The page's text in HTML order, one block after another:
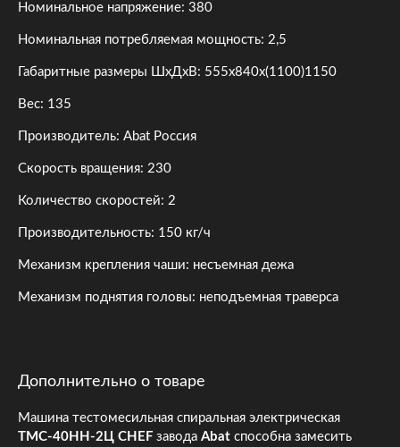
Номинальное напряжение: 380
Номинальная потребляемая мощность: 2,5
Габаритные размеры ШхДхВ: 555х840х(1100)1150
Вес: 135
Производитель: Abat Россия
Скорость вращения: 230
Количество скоростей: 2
Производительность: 150 кг/ч
Механизм крепления чаши: несъемная дежа
Механизм поднятия головы: неподъемная траверса
Дополнительно о товаре
Машина тестомесильная спиральная электрическая
ТМС-40НН-2Ц CHEF завода Abat способна замесить